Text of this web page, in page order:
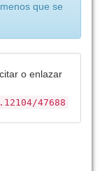
que se
o enlazar
47688